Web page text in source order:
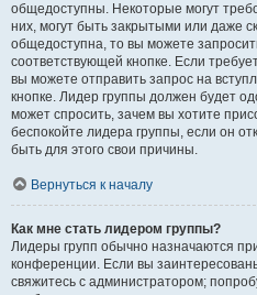
общедоступны. Некоторые могут
них, могут быть закрытыми или даже
общедоступна, то вы можете
соответствующей кнопке. Если
вы можете отправить запрос на
кнопке. Лидер группы должен будет
может спросить, зачем вы хотите
беспокойте лидера группы, если он
быть для этого свои причины.
Вернуться к началу
Как мне стать лидером группы?
Лидеры групп обычно назначаются
конференции. Если вы
свяжитесь с администратором;